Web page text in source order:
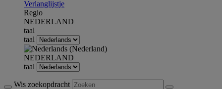
Verlanglijstje
Regio
NEDERLAND
taal
taal
NEDERLAND
taal
Wis zoekopdracht